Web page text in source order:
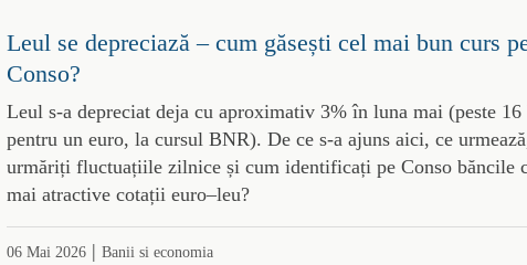
Leul se depreciază – cum găsești cel mai bun curs
Conso?
Leul s-a depreciat deja cu aproximativ 3% în luna mai (peste 16
pentru un euro, la cursul BNR). De ce s-a ajuns aici, ce
urmăriți fluctuațiile zilnice și cum identificați pe Conso băncile
mai atractive cotații euro–leu?
06 Mai 2026| Banii si economia